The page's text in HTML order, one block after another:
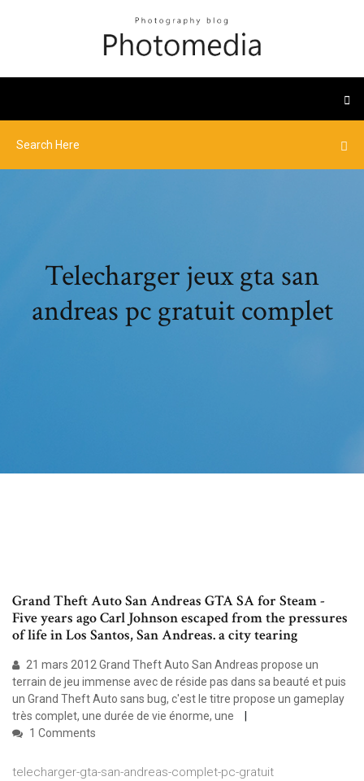
Telecharger jeux gta san
andreas pc gratuit complet
Grand Theft Auto San Andreas GTA SA for Steam -
Five years ago Carl Johnson escaped from the pressures
of life in Los Santos, San Andreas. a city tearing
21 mars 2012 Grand Theft Auto San Andreas propose un
terrain de jeu immense avec de réside pas dans sa beauté et puis
un Grand Theft Auto sans bug, c'est le titre propose un gameplay
très complet, une durée de vie énorme, une
1 Comments
telecharger-gta-san-andreas-complet-pc-gratuit